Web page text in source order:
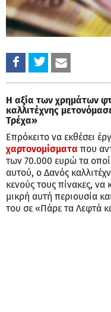
Η αξία των χρημάτων
καλλιτέχνης
Τρέχα»
Επρόκειτο να εκθέσει
χαρτονομίσματα που
των 70.000 ευρώ τα
αυτού, ο Δανός
κενούς τους πίνακες, να
μικρή αυτή περιουσία
του σε «Πάρε τα Λεφτά